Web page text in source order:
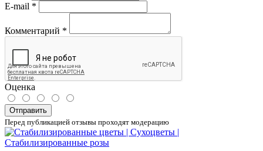
E-mail *
Комментарий *
Оценка
Отправить
Перед публикацией отзывы проходят модерацию